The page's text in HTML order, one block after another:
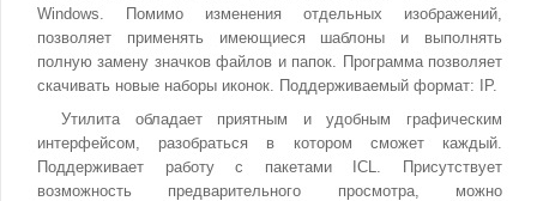
Windows. Помимо изменения отдельных изображений,
позволяет применять имеющиеся шаблоны и выполнять
полную замену значков файлов и папок. Программа позволяет
скачивать новые наборы иконок. Поддерживаемый формат: IP.
Утилита обладает приятным и удобным графическим
интерфейсом, разобраться в котором сможет каждый.
Поддерживает работу с пакетами ICL. Присутствует
возможность предварительного просмотра, можно